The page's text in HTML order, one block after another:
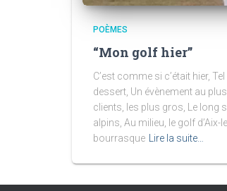
POÈMES
“Mon golf hier”
C’est comme si c’était hier,
dessert, Un évènement au
clients, les plus gros, Le long
alpins, Au milieu, le golf d’Aix-
bourrasque
Lire la suite…